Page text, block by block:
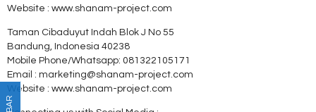
Website : www.shanam-project.com
Taman Cibaduyut Indah Blok J No 55
Bandung, Indonesia 40238
Mobile Phone/Whatsapp: 081322105171
Email : marketing@shanam-project.com
Website : www.shanam-project.com